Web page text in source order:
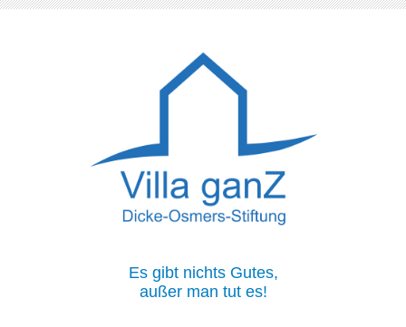
Es gibt nichts Gutes,
außer man tut es!